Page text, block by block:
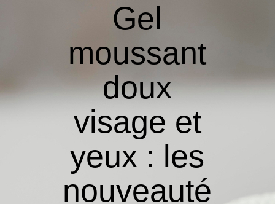
Gel
moussant
doux
visage et
yeux : les
nouveauté